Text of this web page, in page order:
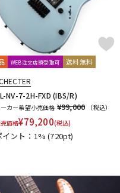
その他楽器
エフェクター
DTM
WEB注文店頭受取可 送料無料
NV-7-2H-FXD (IBS/R)
ーカー希望小売価格 ¥99,000
（税込）
価格¥79,200(税込)
イント：1%(720pt)